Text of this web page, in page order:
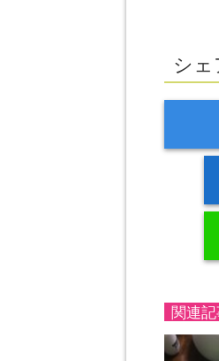
シェ
関連